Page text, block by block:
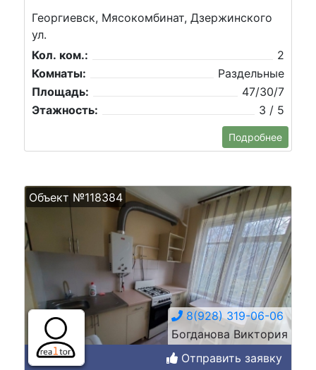
Георгиевск, Мясокомбинат, Дзержинского
ул.
Кол. ком.:
2
Комнаты:
Раздельные
Площадь:
47/30/7
Этажность:
3 / 5
Подробнее
Объект №118384
8(928) 319-06-06
Богданова Виктория
Отправить заявку